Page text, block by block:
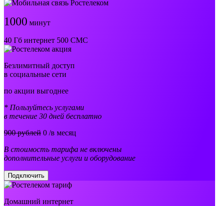
1000 минут
40 Гб интернет 500 СМС
Безлимитный доступ
в социальные сети
по акции выгоднее
* Пользуйтесь услугами
в течение 30 дней бесплатно
900 рублей 0 /в месяц
В стоимость тарифа не включены
дополнительные услуги и оборудование
Подключить
Домашний интернет